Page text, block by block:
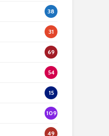
38
31
69
54
15
109
49